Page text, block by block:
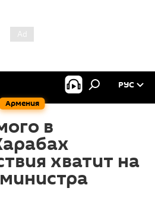
Армения
РУС
в
хватит на